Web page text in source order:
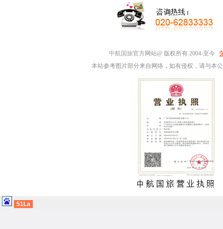
中航国旅官方网站@ 版权所有 2004-至今
本站参考图片部分来自网络，如有侵权，请与本
51La